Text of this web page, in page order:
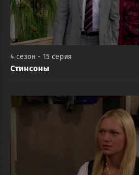
4 сезон - 15 серия
Стинсоны